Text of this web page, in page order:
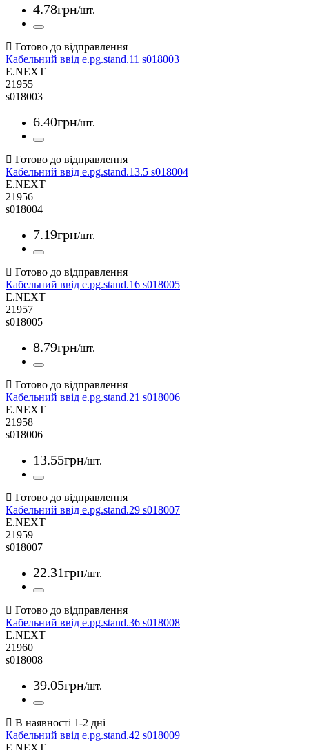
4.78грн/шт.
Кабельний ввід e.pg.stand.11 s018003
E.NEXT
21955
s018003
6.40грн/шт.
Кабельний ввід e.pg.stand.13.5 s018004
E.NEXT
21956
s018004
7.19грн/шт.
Кабельний ввід e.pg.stand.16 s018005
E.NEXT
21957
s018005
8.79грн/шт.
Кабельний ввід e.pg.stand.21 s018006
E.NEXT
21958
s018006
13.55грн/шт.
Кабельний ввід e.pg.stand.29 s018007
E.NEXT
21959
s018007
22.31грн/шт.
Кабельний ввід e.pg.stand.36 s018008
E.NEXT
21960
s018008
39.05грн/шт.
Кабельний ввід e.pg.stand.42 s018009
E.NEXT